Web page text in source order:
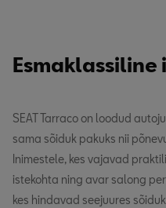
SEAT Tarraco on loodud
sama sõiduk pakuks nii
Inimestele, kes vajavad
istekohta ning avar salong
kes hindavad seejuures